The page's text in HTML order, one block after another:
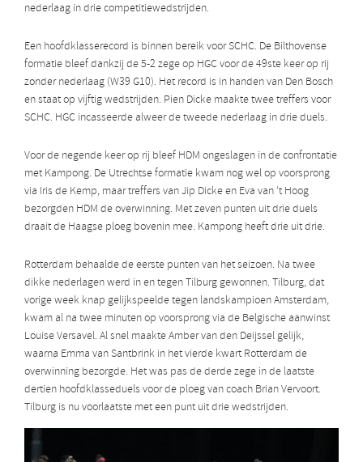
nederlaag in drie competitiewedstrijden.
Een hoofdklasserecord is binnen bereik voor SCHC. De Bilthovense
formatie bleef dankzij de 5-2 zege op HGC voor de 49ste keer op rij
zonder nederlaag (W39 G10). Het record is in handen van Den Bosch
en staat op vijftig wedstrijden. Pien Dicke maakte twee treffers voor
SCHC. HGC incasseerde alweer de tweede nederlaag in drie duels.
Voor de negende keer op rij bleef HDM ongeslagen in de confrontatie
met Kampong. De Utrechtse formatie kwam nog wel op voorsprong
via Iris de Kemp, maar treffers van Jip Dicke en Eva van ‘t Hoog
bezorgden HDM de overwinning. Met zeven punten uit drie duels
draait de Haagse ploeg bovenin mee. Kampong heeft drie uit drie.
Rotterdam behaalde de eerste punten van het seizoen. Na twee
dikke nederlagen werd in en tegen Tilburg gewonnen. Tilburg, dat
vorige week knap gelijkspeelde tegen landskampioen Amsterdam,
kwam al na twee minuten op voorsprong via de Belgische aanwinst
Louise Versavel. Al snel maakte Amber van den Deijssel gelijk,
waarna Emma van Santbrink in het vierde kwart Rotterdam de
overwinning bezorgde. Het was pas de derde zege in de laatste
dertien hoofdklasseduels voor de ploeg van coach Brian Vervoort.
Tilburg is nu voorlaatste met een punt uit drie wedstrijden.